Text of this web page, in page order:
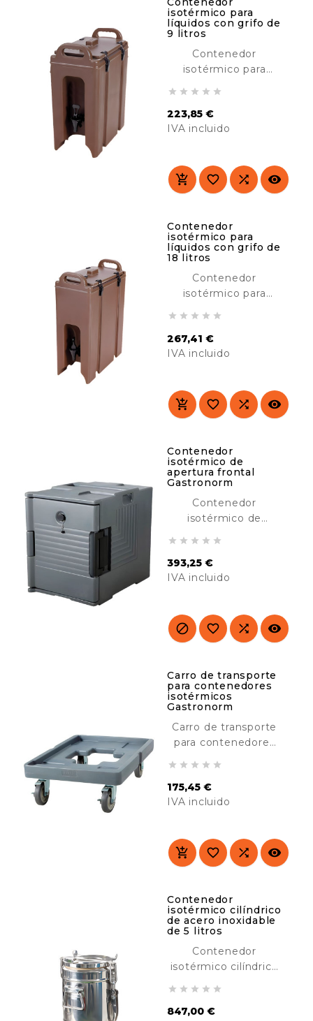
isotérmico para
líquidos con grifo de
9 litros
Contenedor
isotérmico para
mantener líquidos
calientes o fríos
hoteles, buffet, etc.
    
223,85 €
IVA incluido
   
Contenedor
isotérmico para
líquidos con grifo de
18 litros
Contenedor
isotérmico para
para mantener
líquidos calientes o
hoteles, buffet, etc.
    
267,41 €
IVA incluido
   
Contenedor
isotérmico de
apertura frontal
Gastronorm
Contenedor
isotérmico de
cubetas y bandejas
Gastronorm 1/1 y 1/2.
temperatura óptima
de los alimentos
hasta su consumo
horas después. Ideal
para restaurantes,
etc. <img...
    
393,25 €
IVA incluido
   
Carro de transporte
para contenedores
isotérmicos
Gastronorm
Carro de transporte
para contenedores
Perfecto para
transportar nuestros
catering, hoteles,
etc.
    
175,45 €
IVA incluido
   
Contenedor
isotérmico cilíndrico
de acero inoxidable
de 5 litros
Contenedor
isotérmico cilíndrico
para transportar y
    
847,00 €